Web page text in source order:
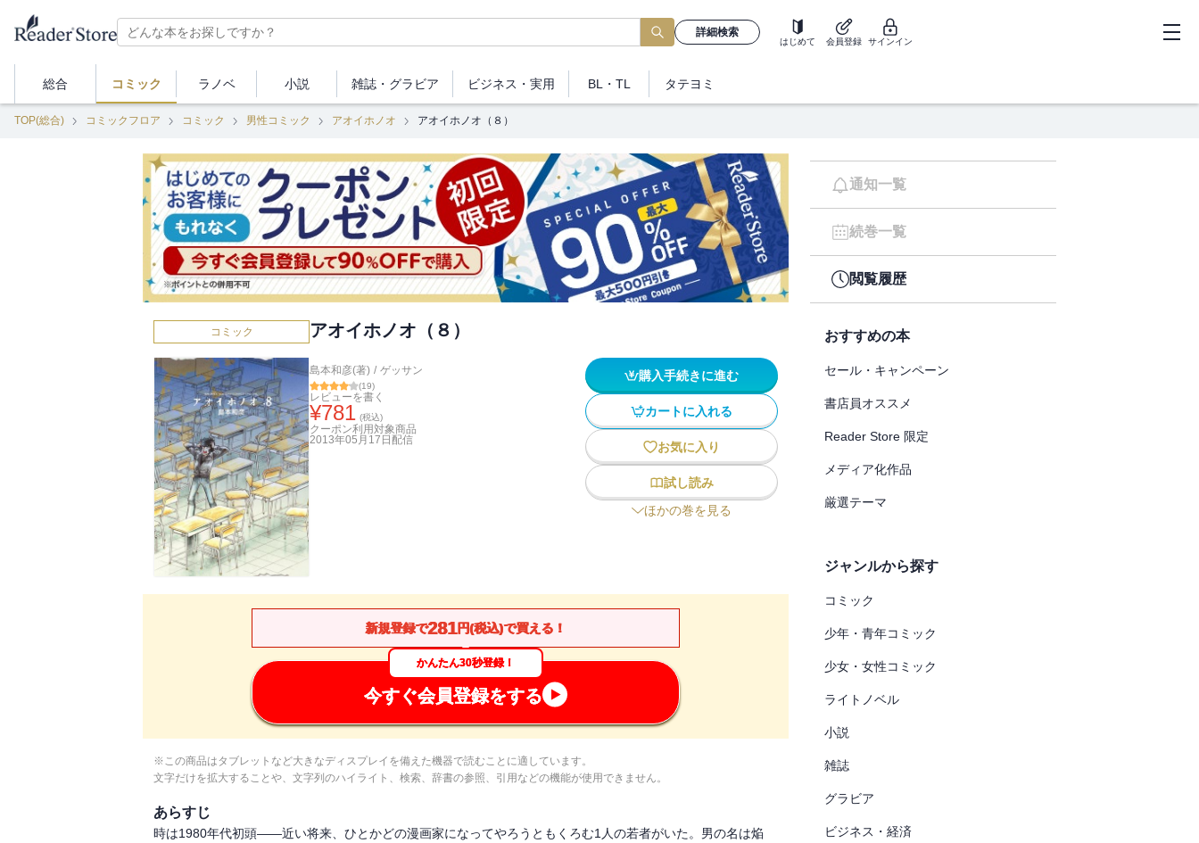
詳細検索
はじめて 会員登録 サインイン
総合 コミック ラノベ 小説 雑誌・ グラビア ビジネス ・実用 BL・TL タテヨミ
TOP(総合) コミックフロア コミック 男性コミック アオイホノオ アオイホノオ（８）
コミック アオイホノオ（８）
島本和彦(著) / ゲッサン
(19)
レビューを書く
¥781 (税込)
クーポン利用対象商品
2013年05月17日 配信
購入手続きに進む
カートに入れる
お気に入り
試し読み
ほかの巻を見る
新規登録で281 円(税込)で買える！
かんたん30秒登録！
今すぐ会員登録をする
※この商品はタブレットなど大きなディスプレイを備えた機器で読むことに適しています。
文字だけを拡大することや、文字列のハイライト、検索、辞書の参照、引用などの機能が使用できません。
あらすじ
時は1980年代初頭――近い将来、ひとかどの漫画家になってやろうともくろむ1人の若者がいた。男の名は焔
通知一覧
続巻一覧
閲覧履歴
おすすめの本
セール・キャンペーン
書店員オススメ
Reader Store 限定
メディア化作品
厳選テーマ
ジャンルから探す
コミック
少年・青年コミック
少女・女性コミック
ライトノベル
小説
雑誌
グラビア
ビジネス・経済